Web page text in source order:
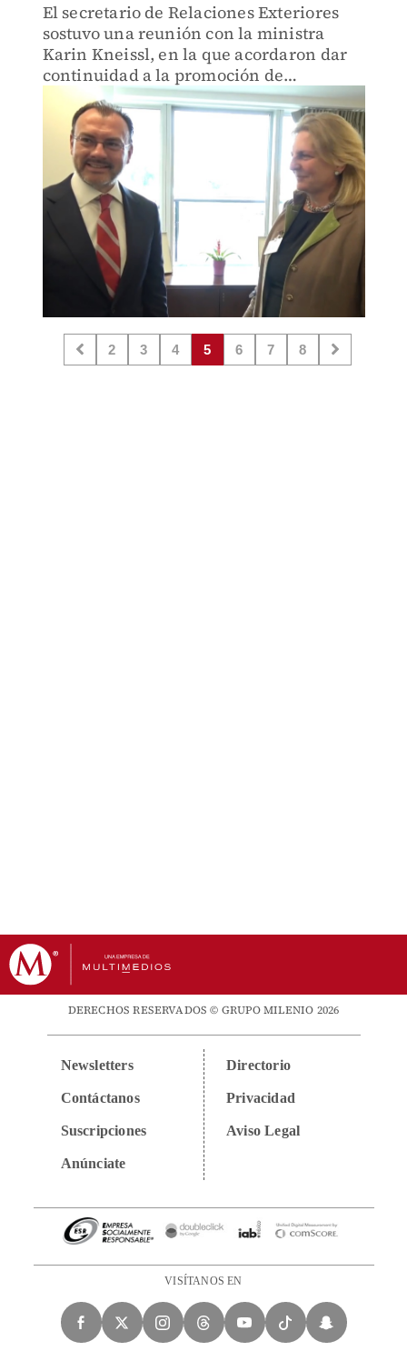
El secretario de Relaciones Exteriores
sostuvo una reunión con la ministra
Karin Kneissl, en la que acordaron dar
continuidad a la promoción de
intercambios comerciales y de inversión
entre ambos países.
2 3 4 5 6 7 8
DERECHOS RESERVADOS © GRUPO MILENIO 2026
Newsletters
Contáctanos
Suscripciones
Anúnciate
Directorio
Privacidad
Aviso Legal
VISÍTANOS EN